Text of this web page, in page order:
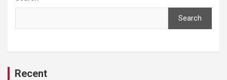
Search
Recent